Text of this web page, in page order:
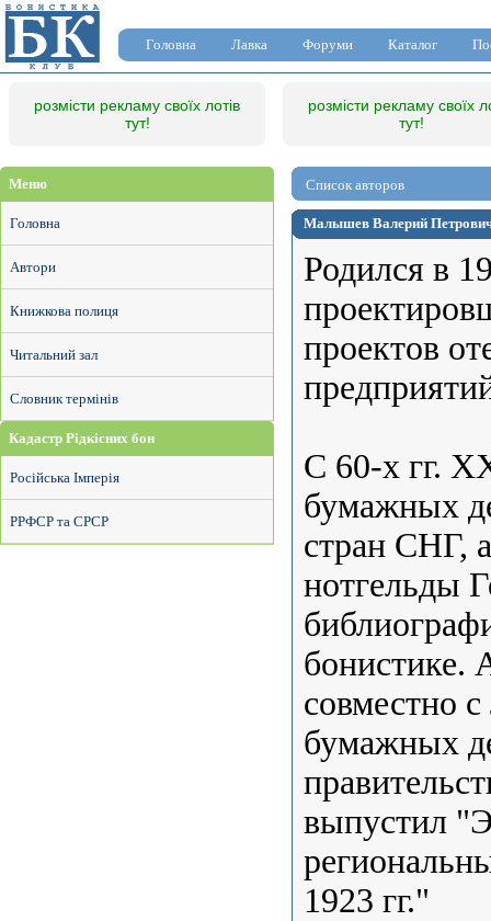
Головна Лавка Форуми Каталог
розмісти рекламу своїх лотів
тут!
розмісти рекламу своїх
тут!
Меню
Головна
Автори
Книжкова полиця
Читальний зал
Словник термінів
Кадастр Рідкісних бон
Російська Імперія
РРФСР та СРСР
Список авторов
Малышев Валерий
Родился в
проектов
С 60-х гг.
бумажных
стран СНГ,
нотгельды
бонистике.
совместно
бумажных
выпустил
1923 гг."